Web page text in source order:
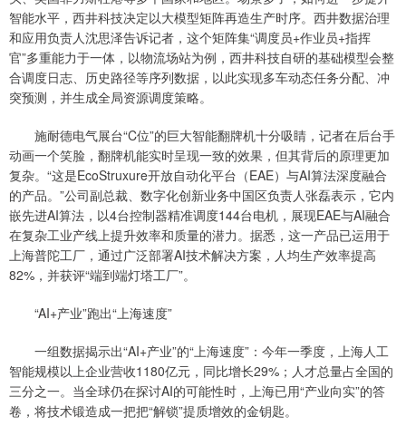
智能水平，西井科技决定以大模型矩阵再造生产时序。西井数据治理
和应用负责人沈思泽告诉记者，这个矩阵集“调度员+作业员+指挥
官”多重能力于一体，以物流场站为例，西井科技自研的基础模型会整
合调度日志、历史路径等序列数据，以此实现多车动态任务分配、冲
突预测，并生成全局资源调度策略。
施耐德电气展台“C位”的巨大智能翻牌机十分吸睛，记者在后台手
动画一个笑脸，翻牌机能实时呈现一致的效果，但其背后的原理更加
复杂。“这是EcoStruxure开放自动化平台（EAE）与AI算法深度融合
的产品。”公司副总裁、数字化创新业务中国区负责人张磊表示，它内
嵌先进AI算法，以4台控制器精准调度144台电机，展现EAE与AI融合
在复杂工业产线上提升效率和质量的潜力。据悉，这一产品已运用于
上海普陀工厂，通过广泛部署AI技术解决方案，人均生产效率提高
82%，并获评“端到端灯塔工厂”。
“AI+产业”跑出“上海速度”
一组数据揭示出“AI+产业”的“上海速度”：今年一季度，上海人工
智能规模以上企业营收1180亿元，同比增长29%；人才总量占全国的
三分之一。当全球仍在探讨AI的可能性时，上海已用“产业向实”的答
卷，将技术锻造成一把把“解锁”提质增效的金钥匙。